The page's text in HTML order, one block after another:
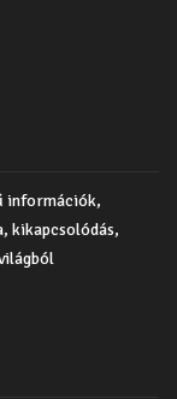
információk,
kikapcsolódás,